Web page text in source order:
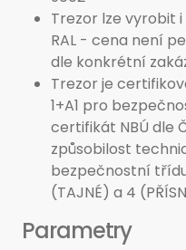
Trezor lze vyrobit
RAL - cena není
dle konkrétní
Trezor je
1+A1 pro
certifikát NBÚ dle
způsobilost
bezpečnostní třídu
(TAJNÉ) a 4
Parametry